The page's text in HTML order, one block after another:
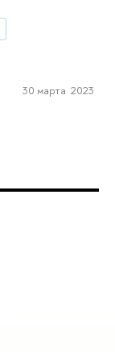
30 марта 2023